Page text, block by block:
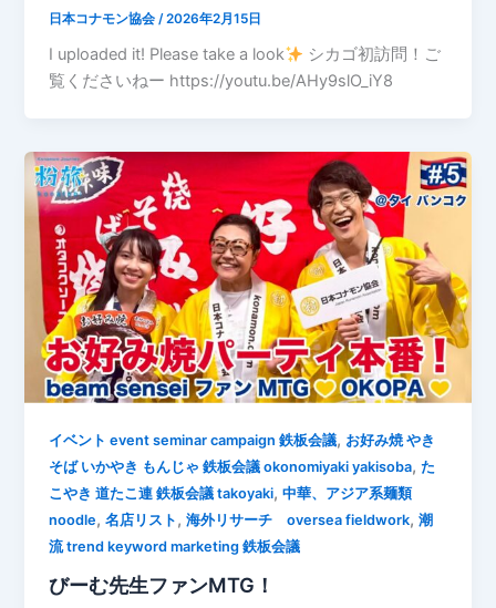
日本コナモン協会 /2026年2月15日
I uploaded it! Please take a look
シカゴ初訪問！ご
覧くださいねー https://youtu.be/AHy9slO_iY8
イベント event seminar campaign 鉄板会議, お好み焼 やき
そば いかやき もんじゃ 鉄板会議 okonomiyaki yakisoba,た
こやき 道たこ連 鉄板会議 takoyaki,中華、アジア系麺類
noodle,名店リスト ,海外リサーチ oversea fieldwork,潮
流 trend keyword marketing 鉄板会議
びーむ先生ファンMTG！